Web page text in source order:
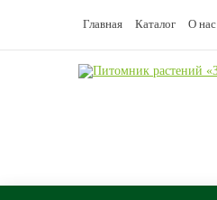
Главная Каталог О нас